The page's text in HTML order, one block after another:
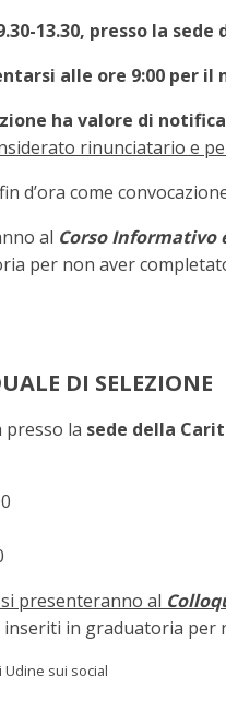
13.30, presso la sede
alle ore 9:00 per il
ha valore di notifica
rinunciatario e
d’ora come
al Corso Informativo
per non aver
DI SELEZIONE
la sede della
si presenteranno al
in graduatoria per
Udine sui social